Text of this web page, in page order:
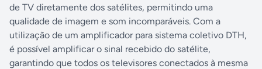
de TV diretamente dos satélites, permitindo uma
qualidade de imagem e som incomparáveis. Com a
utilização de um amplificador para sistema coletivo DTH,
é possível amplificar o sinal recebido do satélite,
garantindo que todos os televisores conectados à mesma